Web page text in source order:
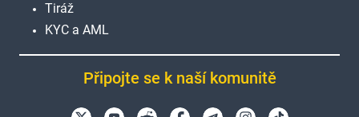
Tiráž
KYC a AML
Připojte se k naší komunitě